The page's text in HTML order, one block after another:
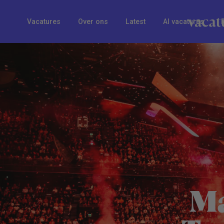
Vacatures Over ons Latest AI vacatures